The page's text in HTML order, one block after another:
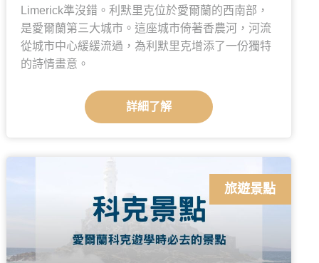
Limerick準沒錯。利默里克位於愛爾蘭的西南部，
是愛爾蘭第三大城市。這座城市倚著香農河，河流
從城市中心緩緩流過，為利默里克增添了一份獨特
的詩情畫意。
詳細了解
旅遊景點